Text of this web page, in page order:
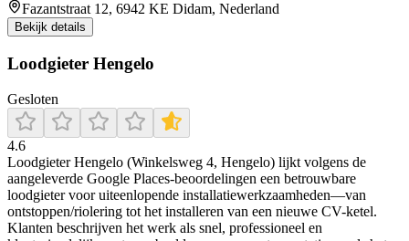
Fazantstraat 12, 6942 KE Didam, Nederland
Bekijk details
Loodgieter Hengelo
Gesloten
4.6
Loodgieter Hengelo (Winkelsweg 4, Hengelo) lijkt volgens de
aangeleverde Google Places-beoordelingen een betrouwbare
loodgieter voor uiteenlopende installatiewerkzaamheden—van
ontstoppen/riolering tot het installeren van een nieuwe CV-ketel.
Klanten beschrijven het werk als snel, professioneel en